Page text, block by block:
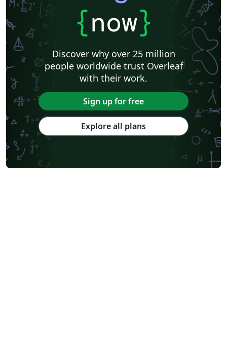
{now}
Discover why over 25 million
people worldwide trust Overleaf
with their work.
Sign up for free
Explore all plans